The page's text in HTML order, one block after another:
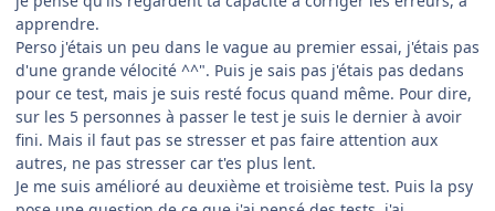
apprendre.
Perso j'étais un peu dans le vague au premier essai, j'étais pas
d'une grande vélocité ^^". Puis je sais pas j'étais pas dedans
pour ce test, mais je suis resté focus quand même. Pour dire,
sur les 5 personnes à passer le test je suis le dernier à avoir
fini. Mais il faut pas se stresser et pas faire attention aux
autres, ne pas stresser car t'es plus lent.
Je me suis amélioré au deuxième et troisième test. Puis la psy